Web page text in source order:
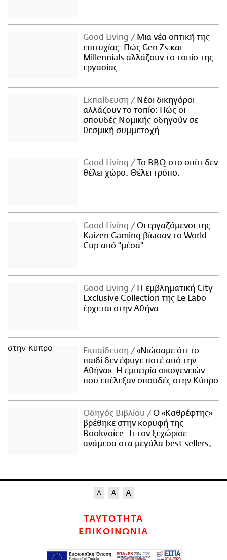
Good Living
Μια νέα οπτική της
επιτυχίας: Πώς Gen Zs και
Millennials αλλάζουν το τοπίο της
εργασίας
Εκπαίδευση
Νέοι δικηγόροι
αλλάζουν το τοπίο: Πώς οι
σπουδές Νομικής οδηγούν σε
θεσμική συμμετοχή
Good Living
Το BBQ στο σπίτι δεν
θέλει χώρο. Θέλει τρόπο.
Good Living
Οι εργαζόμενοι της
Kaizen Gaming βίωσαν το World
Cup από "μέσα"
Good Living
Η εμβληματική City
Exclusive Collection της Le Labo
έρχεται στην Αθήνα
Εκπαίδευση
«Νιώσαμε ότι το
παιδί δεν έφυγε ποτέ από την
Αθήνα»: Η εμπειρία οικογενειών
που επέλεξαν σπουδές στην Κύπρο
Οδηγός Βιβλίου
Ο «Καθρέφτης»
βρέθηκε στην κορυφή της
Bookvoice. Τι τον ξεχώρισε
ανάμεσα στα μεγάλα best sellers;
ΤΑΥΤΟΤΗΤΑ
ΕΠΙΚΟΙΝΩΝΙΑ